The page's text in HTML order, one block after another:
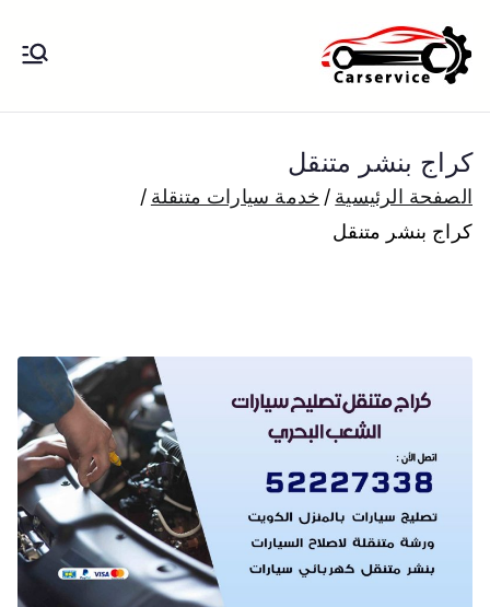
إلى
المحتوى
الكويت
بنشر متنقل الكويت كهرباء وبنشر تبديل
بارخص الاسعاركراج بنشر متنقل
الصفحة الرئيسية
خدمة سيارات متنقلة
كراج بنشر متنقل